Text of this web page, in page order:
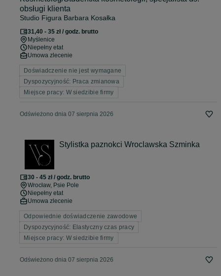
obsługi klienta
Studio Figura Barbara Kosałka
31,40 - 35 zł / godz. brutto
Myślenice
Niepełny etat
Umowa zlecenie
Doświadczenie nie jest wymagane
Dyspozycyjność: Praca zmianowa
Miejsce pracy: W siedzibie firmy
Odświeżono dnia 07 sierpnia 2026
Stylistka paznokci Wroclawska Szminka
30 - 45 zł / godz. brutto
Wrocław, Psie Pole
Niepełny etat
Umowa zlecenie
Odpowiednie doświadczenie zawodowe
Dyspozycyjność: Elastyczny czas pracy
Miejsce pracy: W siedzibie firmy
Odświeżono dnia 07 sierpnia 2026